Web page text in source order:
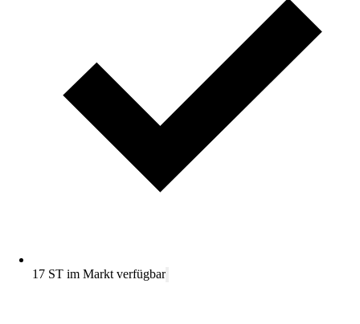
17 ST im Markt verfügbar